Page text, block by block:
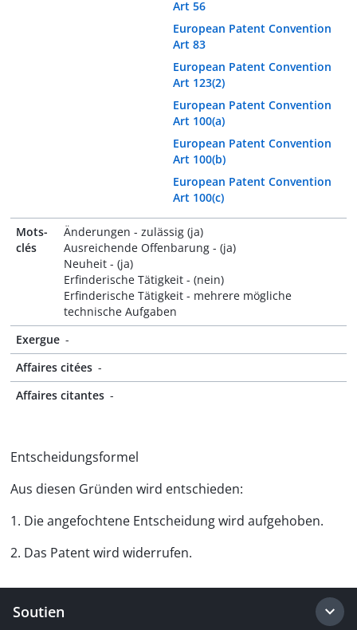
Art 56
European Patent Convention
Art 83
European Patent Convention
Art 123(2)
European Patent Convention
Art 100(a)
European Patent Convention
Art 100(b)
European Patent Convention
Art 100(c)
Mots-
clés
Änderungen - zulässig (ja)
Ausreichende Offenbarung - (ja)
Neuheit - (ja)
Erfinderische Tätigkeit - (nein)
Erfinderische Tätigkeit - mehrere mögliche
technische Aufgaben
Exergue -
Affaires citées -
Affaires citantes -
Entscheidungsformel
Aus diesen Gründen wird entschieden:
1. Die angefochtene Entscheidung wird aufgehoben.
2. Das Patent wird widerrufen.
Soutien